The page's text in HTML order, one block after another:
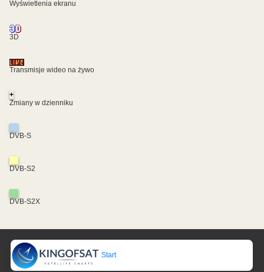
Wyświetlenia ekranu
3D
Transmisje wideo na żywo
+
Zmiany w dzienniku
DVB-S
DVB-S2
DVB-S2X
Start